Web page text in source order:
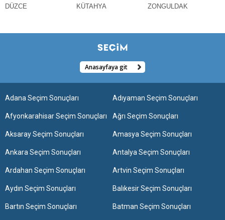
DÜZCE
KÜTAHYA
ZONGULDAK
Anasayfaya git
Adana Seçim Sonuçları Adıyaman Seçim Sonuçları
Afyonkarahisar Seçim Sonuçları Ağrı Seçim Sonuçları
Aksaray Seçim Sonuçları Amasya Seçim Sonuçları
Ankara Seçim Sonuçları Antalya Seçim Sonuçları
Ardahan Seçim Sonuçları Artvin Seçim Sonuçları
Aydın Seçim Sonuçları Balıkesir Seçim Sonuçları
Bartın Seçim Sonuçları Batman Seçim Sonuçları